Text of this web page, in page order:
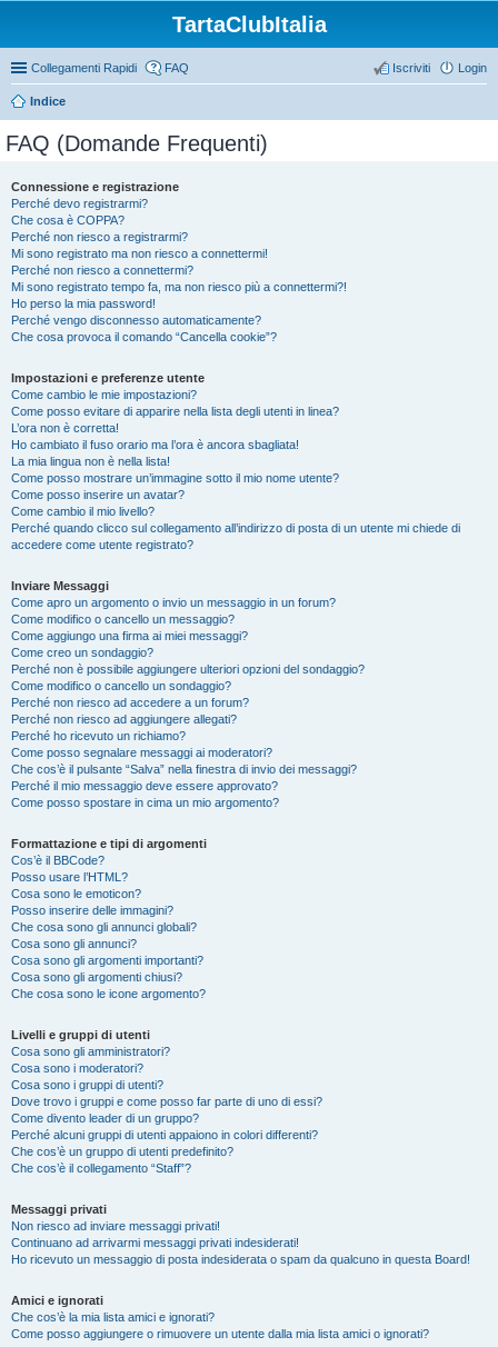
TartaClubItalia
Collegamenti Rapidi FAQ Login
Iscriviti
Indice
FAQ (Domande Frequenti)
Connessione e registrazione
Perché devo registrarmi?
Che cosa è COPPA?
Perché non riesco a registrarmi?
Mi sono registrato ma non riesco a connettermi!
Perché non riesco a connettermi?
Mi sono registrato tempo fa, ma non riesco più a connettermi?!
Ho perso la mia password!
Perché vengo disconnesso automaticamente?
Che cosa provoca il comando “Cancella cookie”?
Impostazioni e preferenze utente
Come cambio le mie impostazioni?
Come posso evitare di apparire nella lista degli utenti in linea?
L’ora non è corretta!
Ho cambiato il fuso orario ma l’ora è ancora sbagliata!
La mia lingua non è nella lista!
Come posso mostrare un’immagine sotto il mio nome utente?
Come posso inserire un avatar?
Come cambio il mio livello?
Perché quando clicco sul collegamento all’indirizzo di posta di un utente mi chiede di
accedere come utente registrato?
Inviare Messaggi
Come apro un argomento o invio un messaggio in un forum?
Come modifico o cancello un messaggio?
Come aggiungo una firma ai miei messaggi?
Come creo un sondaggio?
Perché non è possibile aggiungere ulteriori opzioni del sondaggio?
Come modifico o cancello un sondaggio?
Perché non riesco ad accedere a un forum?
Perché non riesco ad aggiungere allegati?
Perché ho ricevuto un richiamo?
Come posso segnalare messaggi ai moderatori?
Che cos’è il pulsante “Salva” nella finestra di invio dei messaggi?
Perché il mio messaggio deve essere approvato?
Come posso spostare in cima un mio argomento?
Formattazione e tipi di argomenti
Cos’è il BBCode?
Posso usare l’HTML?
Cosa sono le emoticon?
Posso inserire delle immagini?
Che cosa sono gli annunci globali?
Cosa sono gli annunci?
Cosa sono gli argomenti importanti?
Cosa sono gli argomenti chiusi?
Che cosa sono le icone argomento?
Livelli e gruppi di utenti
Cosa sono gli amministratori?
Cosa sono i moderatori?
Cosa sono i gruppi di utenti?
Dove trovo i gruppi e come posso far parte di uno di essi?
Come divento leader di un gruppo?
Perché alcuni gruppi di utenti appaiono in colori differenti?
Che cos’è un gruppo di utenti predefinito?
Che cos’è il collegamento “Staff”?
Messaggi privati
Non riesco ad inviare messaggi privati!
Continuano ad arrivarmi messaggi privati indesiderati!
Ho ricevuto un messaggio di posta indesiderata o spam da qualcuno in questa Board!
Amici e ignorati
Che cos’è la mia lista amici e ignorati?
Come posso aggiungere o rimuovere un utente dalla mia lista amici o ignorati?